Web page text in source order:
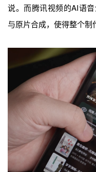
说。而腾讯视频的AI语
与原片合成，使得整个制